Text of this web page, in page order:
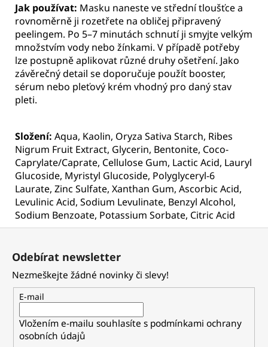
Jak používat: Masku naneste ve střední tloušťce a
rovnoměrně ji rozetřete na obličej připravený
peelingem. Po 5–7 minutách schnutí ji smyjte velkým
množstvím vody nebo žínkami. V případě potřeby
lze postupně aplikovat různé druhy ošetření. Jako
závěrečný detail se doporučuje použít booster,
sérum nebo pleťový krém vhodný pro daný stav
pleti.
Složení: Aqua, Kaolin, Oryza Sativa Starch, Ribes
Nigrum Fruit Extract, Glycerin, Bentonite, Coco-
Caprylate/Caprate, Cellulose Gum, Lactic Acid, Lauryl
Glucoside, Myristyl Glucoside, Polyglyceryl-6
Laurate, Zinc Sulfate, Xanthan Gum, Ascorbic Acid,
Levulinic Acid, Sodium Levulinate, Benzyl Alcohol,
Sodium Benzoate, Potassium Sorbate, Citric Acid
Z
Odebírat newsletter
Nezmeškejte žádné novinky či slevy!
E-mail
Vložením e-mailu souhlasíte s podmínkami ochrany
osobních údajů